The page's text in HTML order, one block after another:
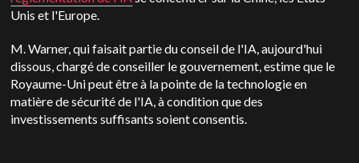
Unis et l'Europe.
M. Warner, qui faisait partie du conseil de l'IA, aujourd'hui
dissous, chargé de conseiller le gouvernement, estime que le
Royaume-Uni peut être à la pointe de la technologie en
matière de sécurité de l'IA, à condition que des
investissements suffisants soient consentis.